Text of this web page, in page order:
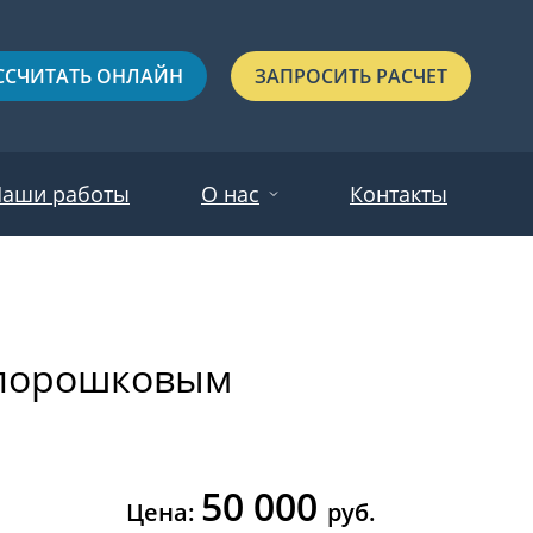
ОНЛАЙН ЗАПРОСИТЬ РАСЧЕТ
С выдавленным рисунком
работы О нас Контакты
Цена: 50 000 руб.